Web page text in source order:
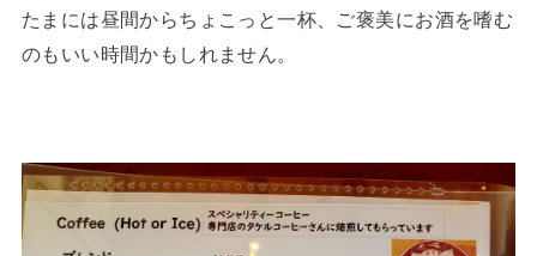
たまには昼間からちょこっと一杯、ご褒美にお酒を嗜む
のもいい時間かもしれません。